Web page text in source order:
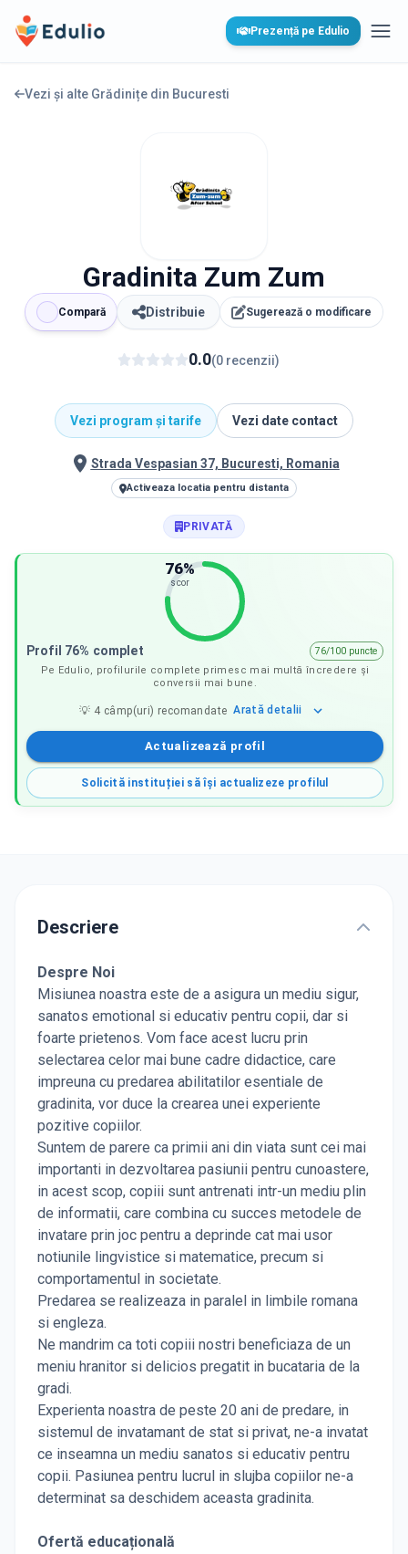
Edulio Prezență pe Edulio
Vezi și alte Grădinițe din Bucuresti
Gradinita Zum Zum
Compară Distribuie Sugerează o modificare
0.0(0 recenzii)
Vezi program și tarife Vezi date contact
Strada Vespasian 37, Bucuresti, Romania
Activeaza locatia pentru distanta
PRIVATĂ
76%
scor
Profil 76% complet
76/100 puncte
Pe Edulio, profilurile complete primesc mai multă încredere și
conversii mai bune.
💡 4 câmp(uri) recomandate Arată detalii
Actualizează profil
Solicită instituției să își actualizeze profilul
Descriere
Despre Noi
Misiunea noastra este de a asigura un mediu sigur,
sanatos emotional si educativ pentru copii, dar si
foarte prietenos. Vom face acest lucru prin
selectarea celor mai bune cadre didactice, care
impreuna cu predarea abilitatilor esentiale de
gradinita, vor duce la crearea unei experiente
pozitive copiilor.
Suntem de parere ca primii ani din viata sunt cei mai
importanti in dezvoltarea pasiunii pentru cunoastere,
in acest scop, copiii sunt antrenati intr-un mediu plin
de informatii, care combina cu succes metodele de
invatare prin joc pentru a deprinde cat mai usor
notiunile lingvistice si matematice, precum si
comportamentul in societate.
Predarea se realizeaza in paralel in limbile romana
si engleza.
Ne mandrim ca toti copiii nostri beneficiaza de un
meniu hranitor si delicios pregatit in bucataria de la
gradi.
Experienta noastra de peste 20 ani de predare, in
sistemul de invatamant de stat si privat, ne-a invatat
ce inseamna un mediu sanatos si educativ pentru
copii. Pasiunea pentru lucrul in slujba copiilor ne-a
determinat sa deschidem aceasta gradinita.
Ofertă educațională